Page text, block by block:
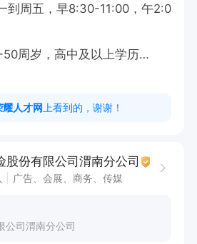
到周五，早8:30-11:00，午2:0
周岁，高中及以上学历
的信息变更、续收和终止等事
。
赔状态。
耀人才网 上看到的，谢谢！
股份有限公司渭南分公司
广告、会展、商务、传媒
公司渭南分公司